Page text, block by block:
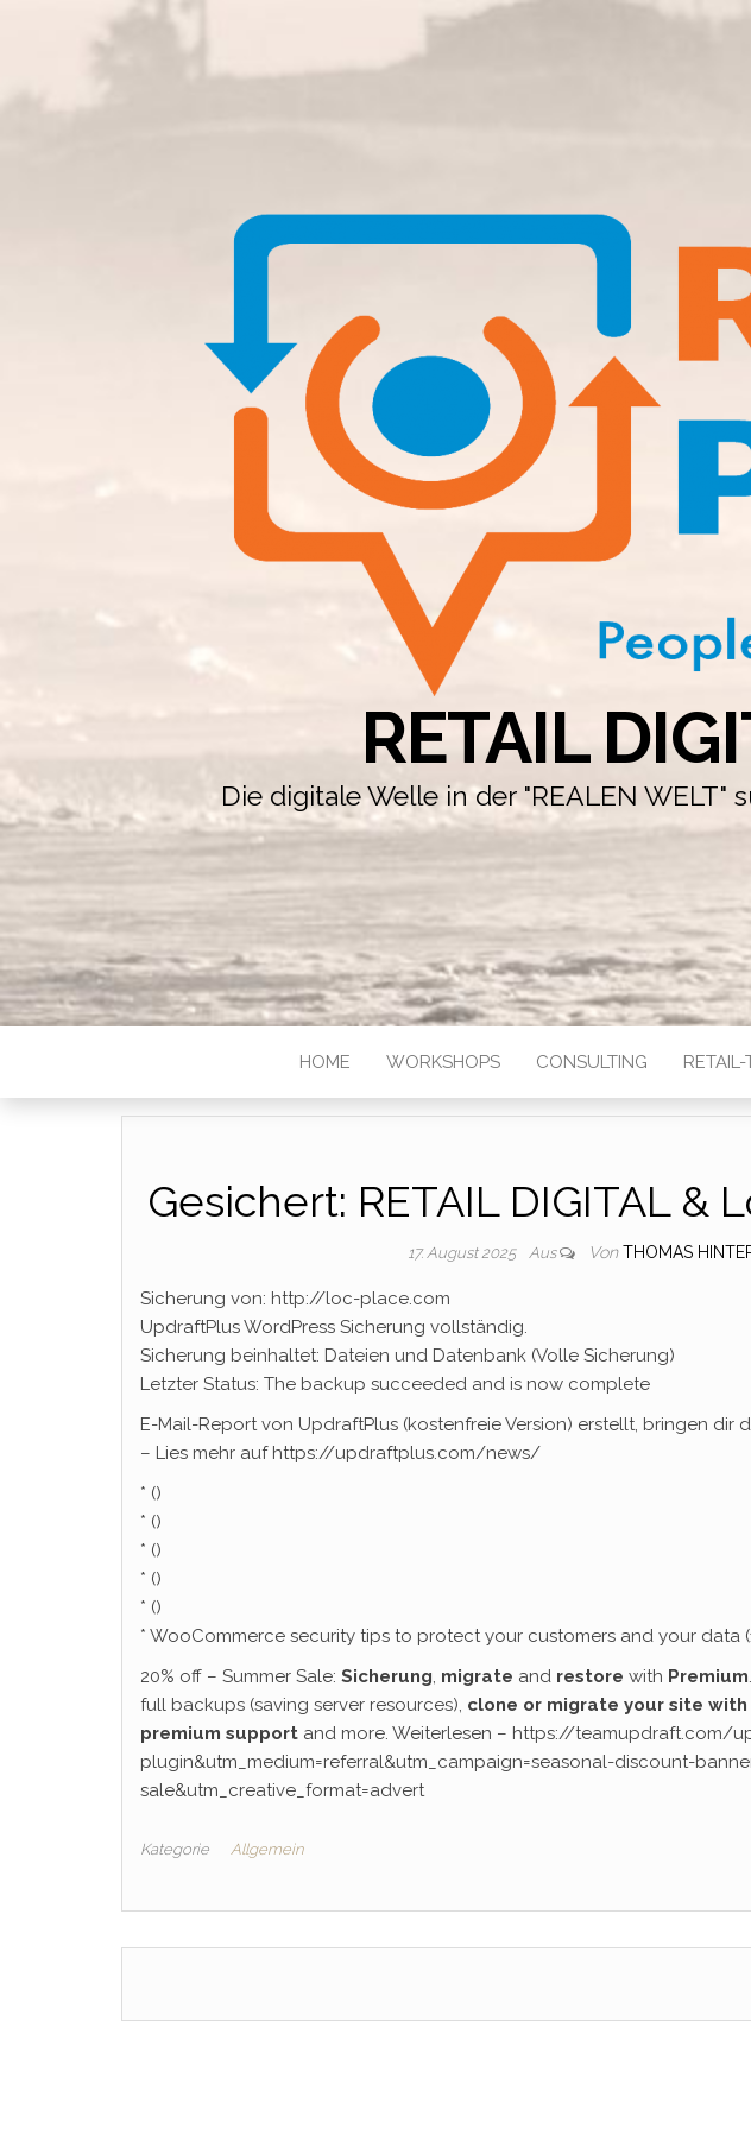
RETAIL
Die digitale Welle in der "REALEN
HOME WORKSHOPS CONSULTING
Gesichert: RETAIL DIGITAL &
17. August 2025 Aus Von THOMAS
Sicherung von: http://loc-place.com
UpdraftPlus WordPress Sicherung vollständig.
Sicherung beinhaltet: Dateien und Datenbank (Volle Sicherung)
Letzter Status: The backup succeeded and is now complete
E-Mail-Report von UpdraftPlus (kostenfreie Version) erstellt, bringen dir
– Lies mehr auf https://updraftplus.com/news/
* ()
* ()
* ()
* ()
* ()
* WooCommerce security tips to protect your customers and your data
20% off – Summer Sale: Sicherung, migrate and restore with Premium
full backups (saving server resources), clone or migrate your site with
premium support and more. Weiterlesen – https://teamupdraft.com/
plugin&utm_medium=referral&utm_campaign=seasonal-discount-
sale&utm_creative_format=advert
Kategorie Allgemein